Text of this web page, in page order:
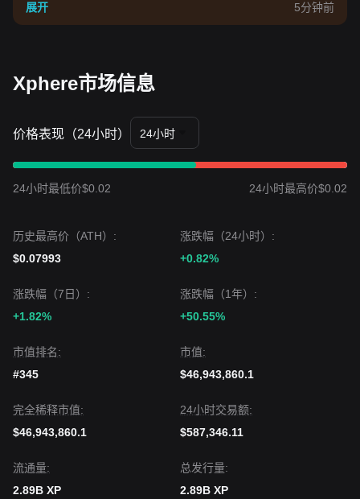
展开
5分钟前
Xphere市场信息
价格表现（24小时） 24小时
24小时最低价$0.02 24小时最高价$0.02
历史最高价（ATH）:
$0.07993
涨跌幅（24小时）:
+0.82%
涨跌幅（7日）:
+1.82%
涨跌幅（1年）:
+50.55%
市值排名:
#345
市值:
$46,943,860.1
完全稀释市值:
$46,943,860.1
24小时交易额:
$587,346.11
流通量:
2.89B XP
总发行量:
2.89B XP